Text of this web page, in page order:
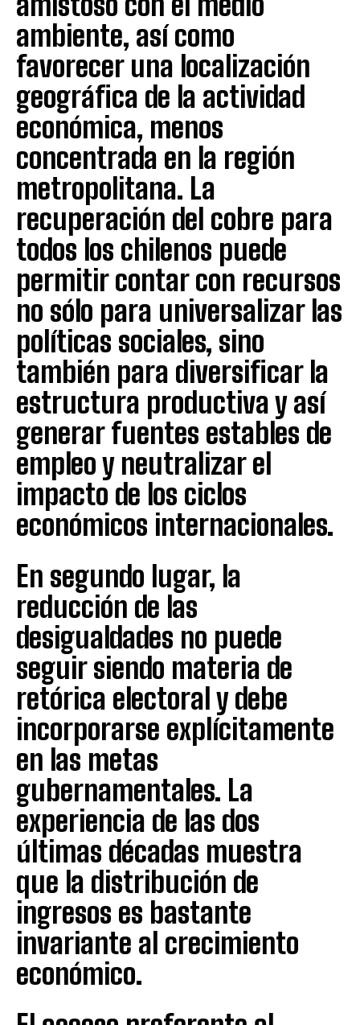
ambiente, así como
favorecer una localización
geográfica de la actividad
económica, menos
concentrada en la región
metropolitana. La
recuperación del cobre para
todos los chilenos puede
permitir contar con recursos
no sólo para universalizar las
políticas sociales, sino
también para diversificar la
estructura productiva y así
generar fuentes estables de
empleo y neutralizar el
impacto de los ciclos
económicos internacionales.
En segundo lugar, la
reducción de las
desigualdades no puede
seguir siendo materia de
retórica electoral y debe
incorporarse explícitamente
en las metas
gubernamentales. La
experiencia de las dos
últimas décadas muestra
que la distribución de
ingresos es bastante
invariante al crecimiento
económico.